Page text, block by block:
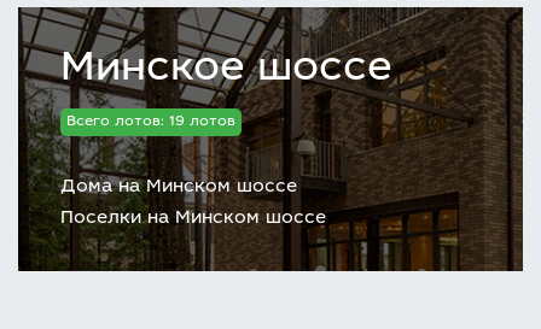
Минское шоссе
Всего лотов: 19 лотов
Дома на Минском шоссе
Поселки на Минском шоссе